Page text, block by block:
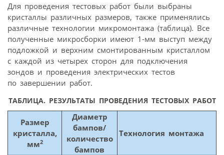
Для проведения тестовых работ были выбраны
кристаллы различных размеров, также применялись
различные технологии микромонтажа (таблица). Все
полученные микросборки имеют 1‑мм выступ между
подложкой и верхним смонтированным кристаллом
с каждой из четырех сторон для подключения
зондов и проведения электрических тестов
по завершении работ.
ТАБЛИЦА. РЕЗУЛЬТАТЫ ПРОВЕДЕНИЯ ТЕСТОВЫХ РАБОТ
Размер
кристалла,
мм2
Диаметр
бампов/
количество
бампов
Технология монтажа